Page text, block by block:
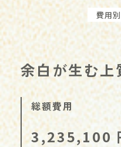
費用別
余白が生む上
総額費用
3,235,100